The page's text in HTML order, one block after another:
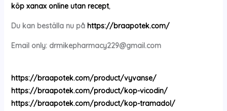
köp xanax online utan recept,
Du kan beställa nu på https://braapotek.com/
Email only: drmikepharmacy229@gmail.com
https://braapotek.com/product/vyvanse/
https://braapotek.com/product/kop-vicodin/
https://braapotek.com/product/kop-tramadol/